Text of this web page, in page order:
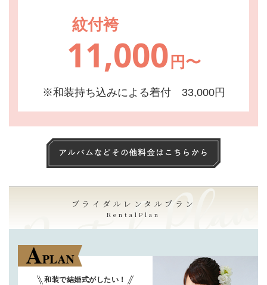
紋付袴
11,000 円〜
※和装持ち込みによる着付 33,000円
ブライダルレンタルプラン
RentalPlan
和装で結婚式がしたい！